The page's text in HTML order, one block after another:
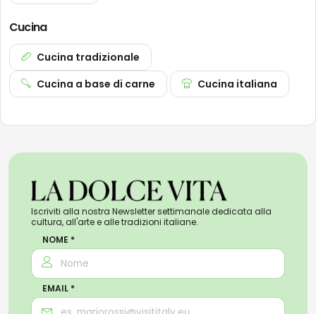
Cucina
Cucina tradizionale
Cucina a base di carne
Cucina italiana
Iscriviti alla nostra Newsletter settimanale dedicata alla
cultura, all'arte e alle tradizioni italiane.
NOME *
EMAIL *